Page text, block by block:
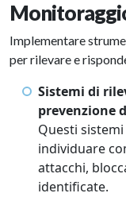
Implementare
per rilevare e
Sistemi di
prevenzione
Questi
individuare
attacchi,
identificate.